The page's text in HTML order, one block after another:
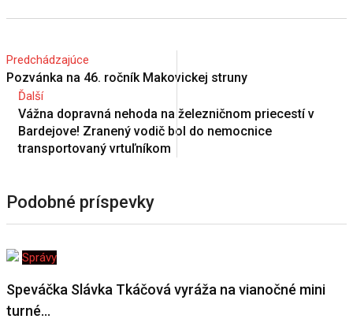
Predchádzajúce
Pozvánka na 46. ročník Makovickej struny
Ďalší
Vážna dopravná nehoda na železničnom priecestí v
Bardejove! Zranený vodič bol do nemocnice
transportovaný vrtuľníkom
Podobné príspevky
Správy
Speváčka Slávka Tkáčová vyráža na vianočné mini
turné…